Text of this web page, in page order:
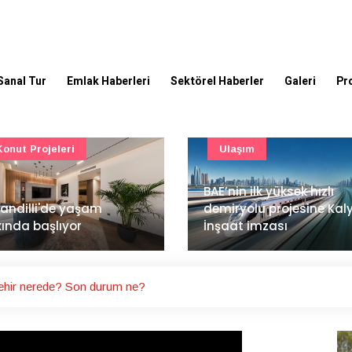
Tur Emlak Haberleri Sektörel Haberler Galeri
ilk yüksek hızlı
projesine Kalyon
imzası
Mimarlık ve mühendislik
projeleri e-PYS ile dijital
ortama taşınacak
Güncel
nerede? Son durum ne?